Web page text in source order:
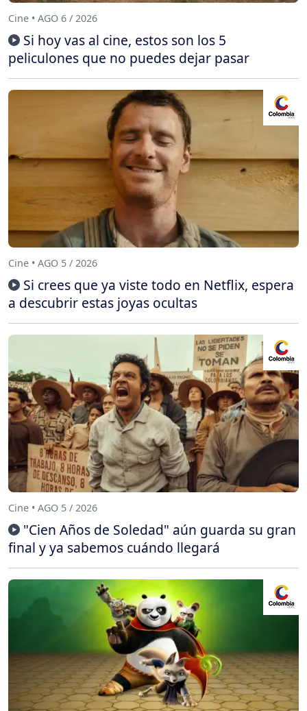
Cine • AGO 6 / 2026
Si hoy vas al cine, estos son los 5
peliculones que no puedes dejar pasar
Cine • AGO 5 / 2026
Si crees que ya viste todo en Netflix, espera
a descubrir estas joyas ocultas
Cine • AGO 5 / 2026
"Cien Años de Soledad" aún guarda su gran
final y ya sabemos cuándo llegará